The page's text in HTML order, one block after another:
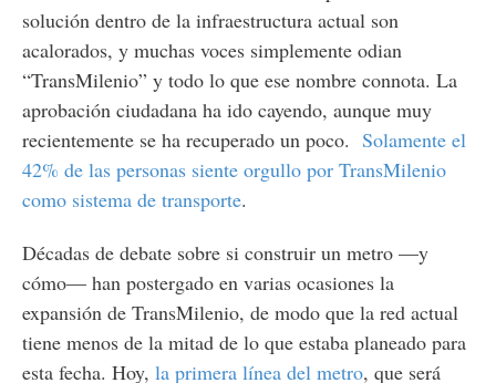
solución dentro de la infraestructura actual son
acalorados, y muchas voces simplemente odian
“TransMilenio” y todo lo que ese nombre connota. La
aprobación ciudadana ha ido cayendo, aunque muy
recientemente se ha recuperado un poco. Solamente el
42% de las personas siente orgullo por TransMilenio
como sistema de transporte.
Décadas de debate sobre si construir un metro —y
cómo— han postergado en varias ocasiones la
expansión de TransMilenio, de modo que la red actual
tiene menos de la mitad de lo que estaba planeado para
esta fecha. Hoy, la primera línea del metro, que será